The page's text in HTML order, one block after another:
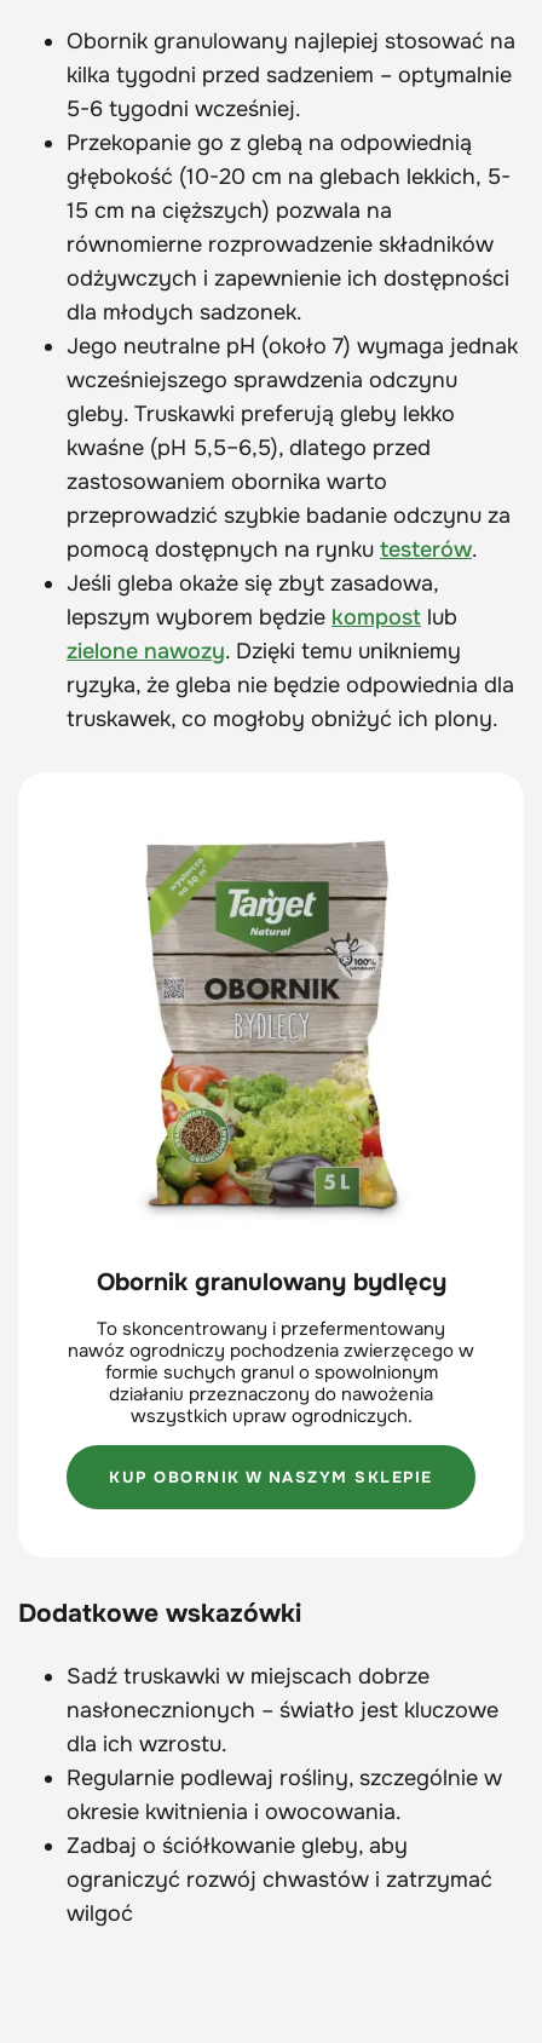
Obornik granulowany najlepiej stosować na
kilka tygodni przed sadzeniem – optymalnie
5-6 tygodni wcześniej.
Przekopanie go z glebą na odpowiednią
głębokość (10-20 cm na glebach lekkich, 5-
15 cm na cięższych) pozwala na
równomierne rozprowadzenie składników
odżywczych i zapewnienie ich dostępności
dla młodych sadzonek.
Jego neutralne pH (około 7) wymaga jednak
wcześniejszego sprawdzenia odczynu
gleby. Truskawki preferują gleby lekko
kwaśne (pH 5,5–6,5), dlatego przed
zastosowaniem obornika warto
przeprowadzić szybkie badanie odczynu za
pomocą dostępnych na rynku testerów.
Jeśli gleba okaże się zbyt zasadowa,
lepszym wyborem będzie kompost lub
zielone nawozy. Dzięki temu unikniemy
ryzyka, że gleba nie będzie odpowiednia dla
truskawek, co mogłoby obniżyć ich plony.
Obornik granulowany bydlęcy
To skoncentrowany i przefermentowany
nawóz ogrodniczy pochodzenia zwierzęcego w
formie suchych granul o spowolnionym
działaniu przeznaczony do nawożenia
wszystkich upraw ogrodniczych.
KUP OBORNIK W NASZYM SKLEPIE
Dodatkowe wskazówki
Sadź truskawki w miejscach dobrze
nasłonecznionych – światło jest kluczowe
dla ich wzrostu.
Regularnie podlewaj rośliny, szczególnie w
okresie kwitnienia i owocowania.
Zadbaj o ściółkowanie gleby, aby
ograniczyć rozwój chwastów i zatrzymać
wilgoć